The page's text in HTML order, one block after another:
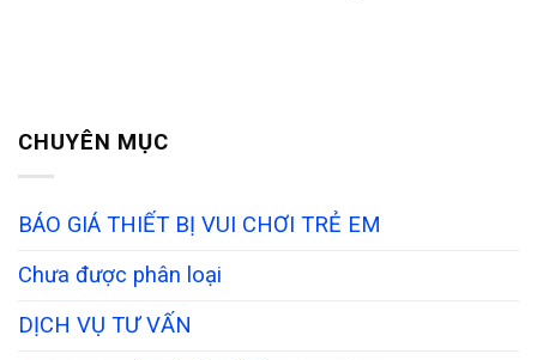
CHUYÊN MỤC
BÁO GIÁ THIẾT BỊ VUI CHƠI TRẺ EM
Chưa được phân loại
DỊCH VỤ TƯ VẤN